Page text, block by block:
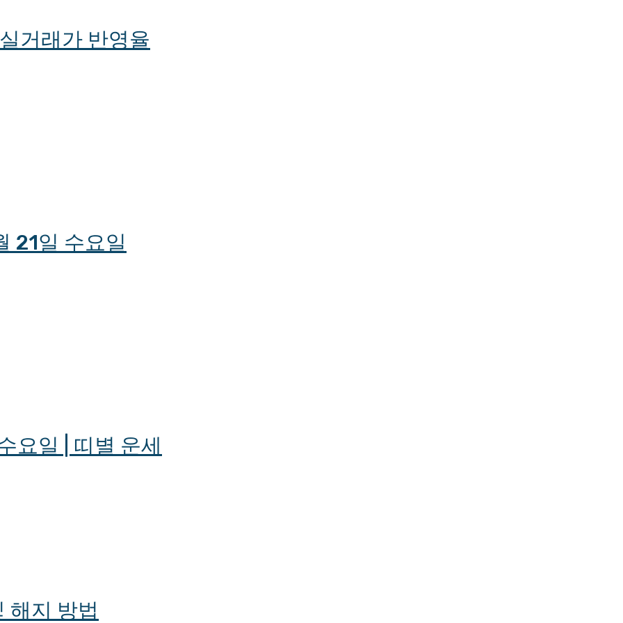
거래가 반영율
21일 수요일
요일 | 띠별 운세
해지 방법